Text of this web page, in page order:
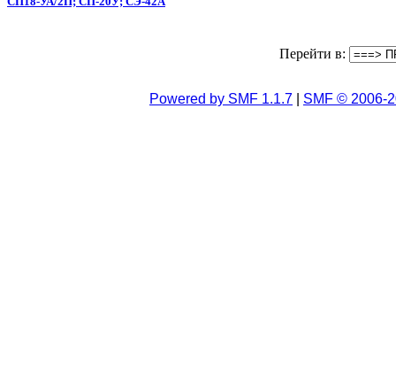
Перейти в:
Powered by SMF 1.1.7 SMF © 2006-